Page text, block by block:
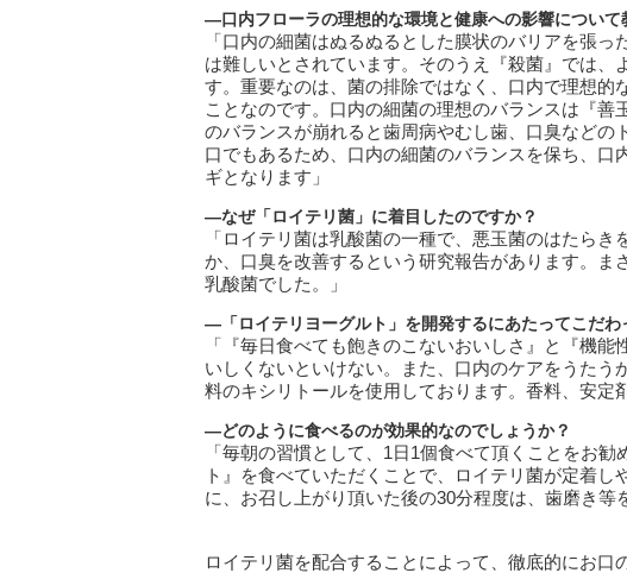
―口内フローラの理想的な環境と健康への影響について
「口内の細菌はぬるぬるとした膜状のバリアを張
は難しいとされています。そのうえ『殺菌』では、
す。重要なのは、菌の排除ではなく、口内で理想的
ことなのです。口内の細菌の理想のバランスは『善
のバランスが崩れると歯周病やむし歯、口臭などの
口でもあるため、口内の細菌のバランスを保ち、口
ギとなります」
―なぜ「ロイテリ菌」に着目したのですか？
「ロイテリ菌は乳酸菌の一種で、悪玉菌のはたら
か、口臭を改善するという研究報告があります。
乳酸菌でした。」
―「ロイテリヨーグルト」を開発するにあたってこだわ
「『毎日食べても飽きのこないおいしさ』と『機
いしくないといけない。また、口内のケアをうた
料のキシリトールを使用しております。香料、安定
―どのように食べるのが効果的なのでしょうか？
「毎朝の習慣として、1日1個食べて頂くことをお
ト』を食べていただくことで、ロイテリ菌が定着
に、お召し上がり頂いた後の30分程度は、歯磨き等
ロイテリ菌を配合することによって、徹底的にお口